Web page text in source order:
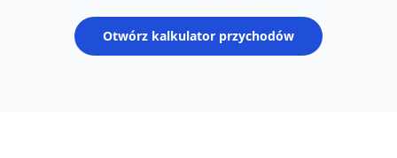
Otwórz kalkulator przychodów